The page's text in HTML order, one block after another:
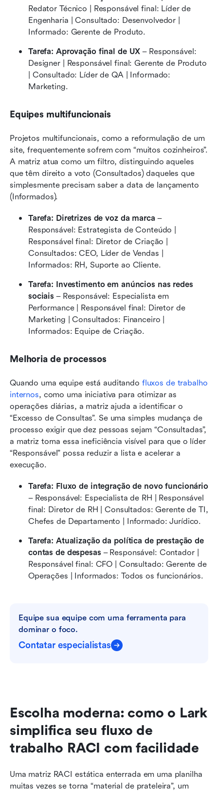
Redator Técnico | Responsável final: Líder de
Engenharia | Consultado: Desenvolvedor |
Informado: Gerente de Produto.
Tarefa: Aprovação final de UX – Responsável:
Designer | Responsável final: Gerente de Produto
| Consultado: Líder de QA | Informado:
Marketing.
Equipes multifuncionais
Projetos multifuncionais, como a reformulação de um
site, frequentemente sofrem com “muitos cozinheiros”.
A matriz atua como um filtro, distinguindo aqueles
que têm direito a voto (Consultados) daqueles que
simplesmente precisam saber a data de lançamento
(Informados).
Tarefa: Diretrizes de voz da marca –
Responsável: Estrategista de Conteúdo |
Responsável final: Diretor de Criação |
Consultados: CEO, Líder de Vendas |
Informados: RH, Suporte ao Cliente.
Tarefa: Investimento em anúncios nas redes
sociais – Responsável: Especialista em
Performance | Responsável final: Diretor de
Marketing | Consultados: Financeiro |
Informados: Equipe de Criação.
Melhoria de processos
Quando uma equipe está auditando fluxos de trabalho
internos, como uma iniciativa para otimizar as
operações diárias, a matriz ajuda a identificar o
“Excesso de Consultas”. Se uma simples mudança de
processo exigir que dez pessoas sejam “Consultadas”,
a matriz torna essa ineficiência visível para que o líder
“Responsável” possa reduzir a lista e acelerar a
execução.
Tarefa: Fluxo de integração de novo funcionário
– Responsável: Especialista de RH | Responsável
final: Diretor de RH | Consultados: Gerente de TI,
Chefes de Departamento | Informado: Jurídico.
Tarefa: Atualização da política de prestação de
contas de despesas – Responsável: Contador |
Responsável final: CFO | Consultado: Gerente de
Operações | Informados: Todos os funcionários.
Equipe sua equipe com uma ferramenta para
dominar o foco.
Contatar especialistas
Escolha moderna: como o Lark
simplifica seu fluxo de
trabalho RACI com facilidade
Uma matriz RACI estática enterrada em uma planilha
muitas vezes se torna “material de prateleira”, um